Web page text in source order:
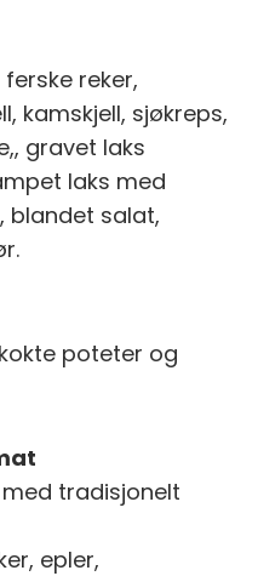
reker,
kamskjell, sjøkreps,
gravet laks
laks med
blandet salat,
poteter og
tradisjonelt
epler,